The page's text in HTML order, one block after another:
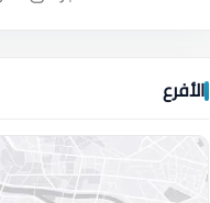
الأفرع